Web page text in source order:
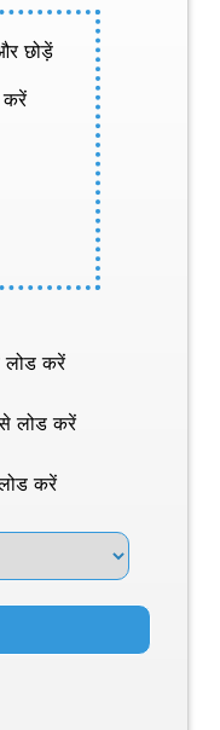
छोड़ें
करें
लोड करें
लोड करें
करें